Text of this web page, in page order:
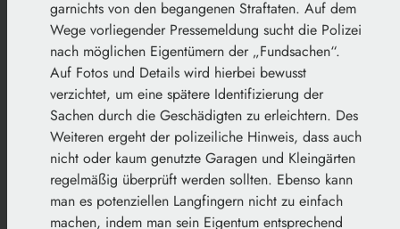
garnichts von den begangenen Straftaten. Auf dem
Wege vorliegender Pressemeldung sucht die Polizei
nach möglichen Eigentümern der „Fundsachen“.
Auf Fotos und Details wird hierbei bewusst
verzichtet, um eine spätere Identifizierung der
Sachen durch die Geschädigten zu erleichtern. Des
Weiteren ergeht der polizeiliche Hinweis, dass auch
nicht oder kaum genutzte Garagen und Kleingärten
regelmäßig überprüft werden sollten. Ebenso kann
man es potenziellen Langfingern nicht zu einfach
machen, indem man sein Eigentum entsprechend